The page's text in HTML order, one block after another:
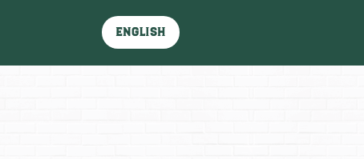
English